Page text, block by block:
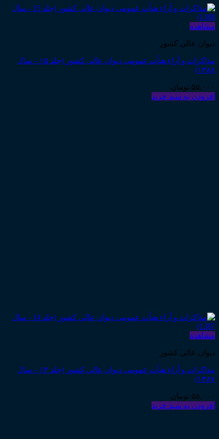
مشاهده
دیوان عالی کشور
مذاکرات و آراء هیأت عمومی دیوان عالی کشور (جلد ۱۵ – سال
۱۳۸۸)
۵۵,۰۰۰ تومان
افزودن به سبد خرید
مشاهده
دیوان عالی کشور
مذاکرات و آراء هیأت عمومی دیوان عالی کشور (جلد ۱۴ – سال
۱۳۸۷)
۵۵,۰۰۰ تومان
افزودن به سبد خرید